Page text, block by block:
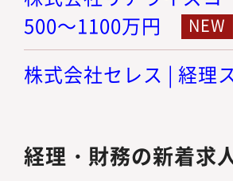
500～1100万円
株式会社セレス | 経理
経理・財務の新着求